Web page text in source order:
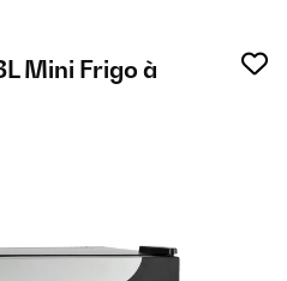
Mini Frigo à